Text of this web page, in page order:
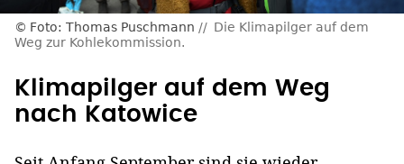
Foto: Thomas Puschmann
Die Klimapilger auf dem
Weg zur Kohlekommission.
Klimapilger auf dem Weg
nach Katowice